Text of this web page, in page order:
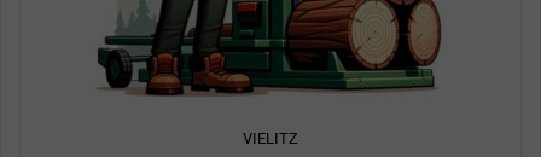
VIELITZ